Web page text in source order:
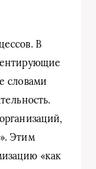
В
словами
Этим
«как